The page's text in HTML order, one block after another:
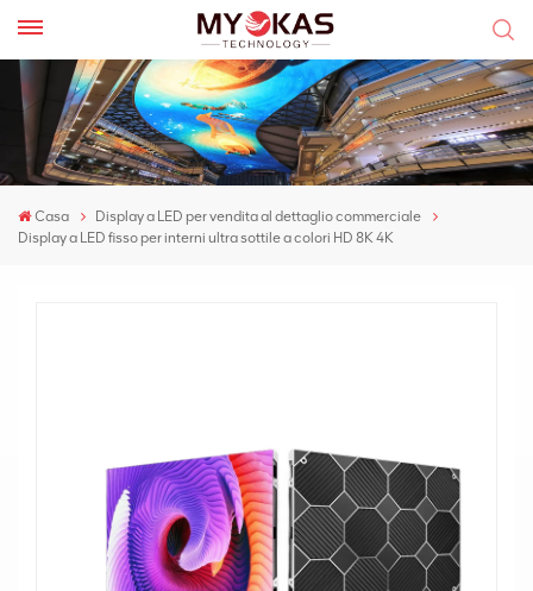
Casa
Display a LED per vendita al dettaglio commerciale
Display a LED fisso per interni ultra sottile a colori HD 8K 4K